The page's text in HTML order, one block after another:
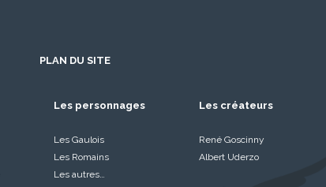
PLAN DU SITE
Les personnages
Les Gaulois
Les Romains
Les autres…
Les créateurs
René Goscinny
Albert Uderzo